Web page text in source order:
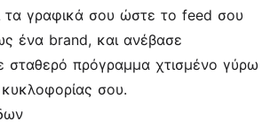
τα γραφικά σου ώστε το feed σου
ένα brand, και ανέβασε
σταθερό πρόγραμμα χτισμένο γύρω
σου.